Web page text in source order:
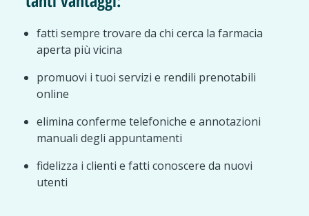
fatti sempre trovare da chi cerca la farmacia
aperta più vicina
promuovi i tuoi servizi e rendili prenotabili
online
elimina conferme telefoniche e annotazioni
manuali degli appuntamenti
fidelizza i clienti e fatti conoscere da nuovi
utenti